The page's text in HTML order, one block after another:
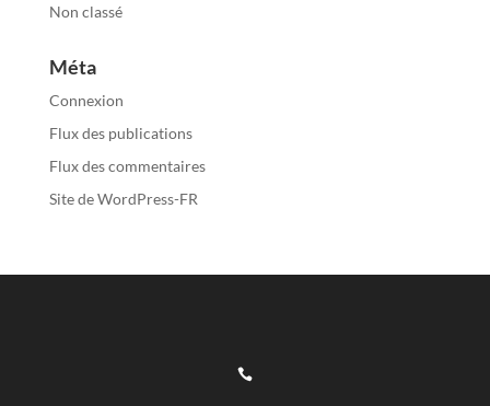
Non classé
Méta
Connexion
Flux des publications
Flux des commentaires
Site de WordPress-FR
